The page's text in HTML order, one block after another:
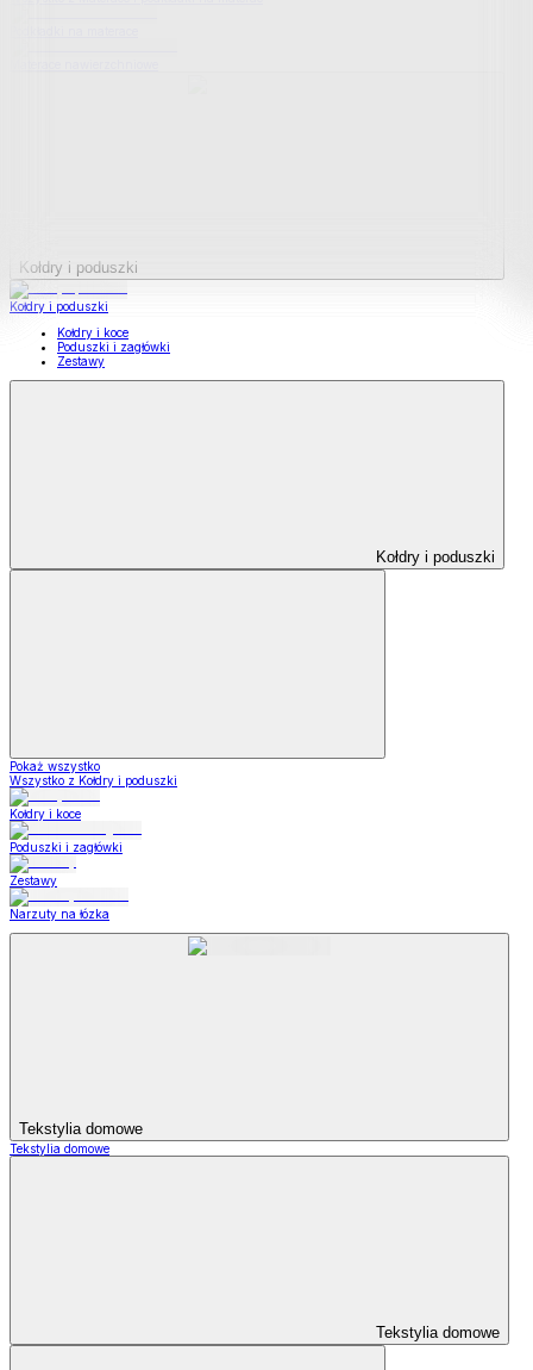
Kołdry i poduszki
Kołdry i poduszki
Kołdry i koce
Poduszki i zagłówki
Zestawy
Kołdry i poduszki
Pokaż wszystko
Wszystko z Kołdry i poduszki
Kołdry i koce
Poduszki i zagłówki
Zestawy
Narzuty na łózka
Tekstylia domowe
Tekstylia domowe
Tekstylia domowe